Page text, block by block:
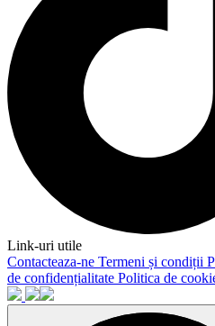
Link-uri utile
Contacteaza-ne Termeni și condiții
de confidențialitate Politica de